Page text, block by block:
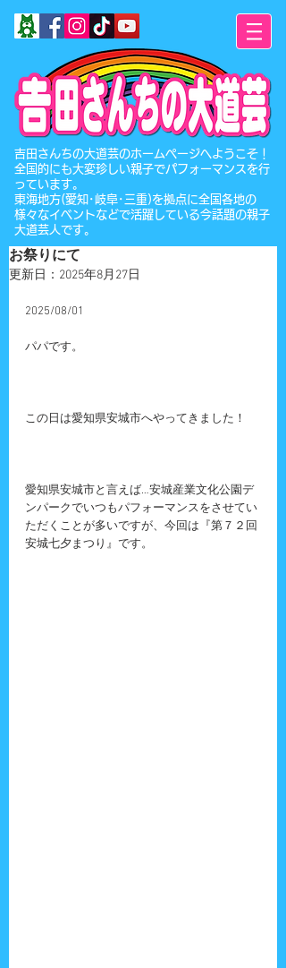
​吉田さんちの大道芸のホームページへようこそ！
全国的にも大変珍しい親子でパフォーマンスを行
っています。
東海地方(愛知･岐阜･三重)を拠点に全国各地の
様々なイベントなどで活躍している今話題の親子
大道芸人です。
お祭りにて
更新日： 2025年8月27日
2025/08/01
パパです。
この日は愛知県安城市へやってきました！
愛知県安城市と言えば…安城産業文化公園デ
ンパークでいつもパフォーマンスをさせてい
ただくことが多いですが、今回は『第７２回
安城七夕まつり』です。